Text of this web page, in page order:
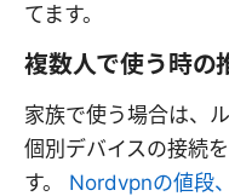
てます。
複数人で使う時の
家族で使う場合は、
個別デバイスの接続
す。 Nordvpnの値段